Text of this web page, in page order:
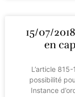
15/07/
en
L’article
possibilité
Instance